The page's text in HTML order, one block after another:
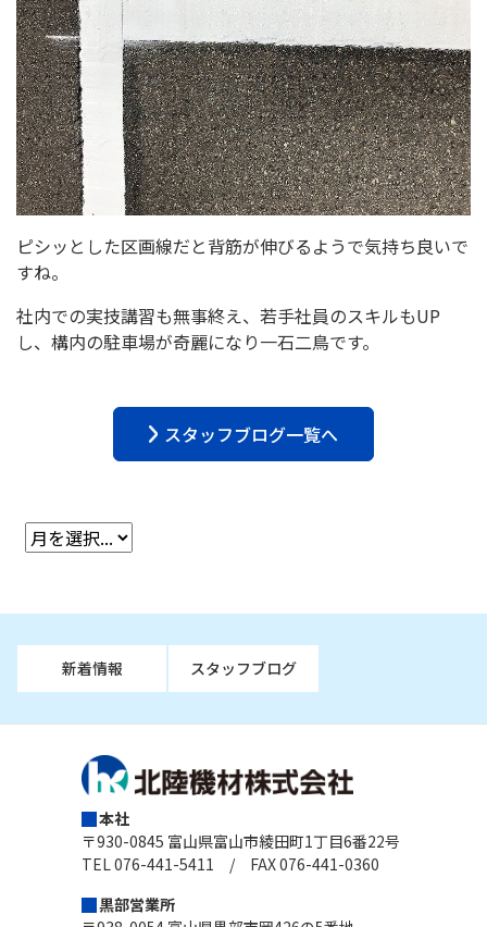
ピシッとした区画線だと背筋が伸びるようで気持ち良いで
すね。
社内での実技講習も無事終え、若手社員のスキルもUP
し、構内の駐車場が奇麗になり一石二鳥です。
スタッフブログ一覧へ
新着情報 スタッフブログ
本社
〒930-0845 富山県富山市綾田町1丁目6番22号
TEL 076-441-5411 / FAX 076-441-0360
黒部営業所